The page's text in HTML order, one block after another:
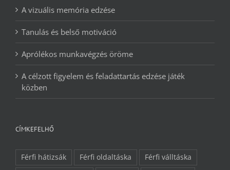
A vizuális memória edzése
Tanulás és belső motiváció
Aprólékos munkavégzés öröme
A célzott figyelem és feladattartás edzése játék
közben
CÍMKEFELHŐ
Férfi hátizsák Férfi oldaltáska
Férfi válltáska